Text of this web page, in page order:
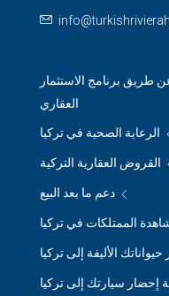
طريق برنامج الاستثمار
العقاري
الرعاية الصحية في تركيا
القروض العقارية التركية
دعم ما بعد البيع
الممتلكات في تركيا
الأليفة إلى تركيا
إحضار سيارتك إلى تركيا